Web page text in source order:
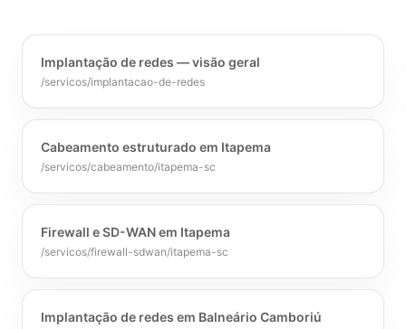
Implantação de redes — visão geral
/servicos/implantacao-de-redes
Cabeamento estruturado em Itapema
/servicos/cabeamento/itapema-sc
Firewall e SD-WAN em Itapema
/servicos/firewall-sdwan/itapema-sc
Implantação de redes em Balneário Camboriú